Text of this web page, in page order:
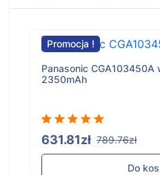
Promocja !
Panasonic CGA103450A
2350mAh
631.81zł 789.76zł
Do